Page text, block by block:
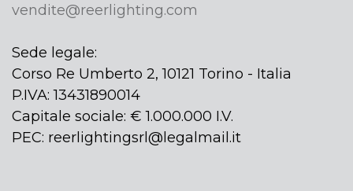
vendite@reerlighting.com
Sede legale:
Corso Re Umberto 2, 10121 Torino - Italia
P.IVA: 13431890014
Capitale sociale: € 1.000.000 I.V.
PEC: reerlightingsrl@legalmail.it